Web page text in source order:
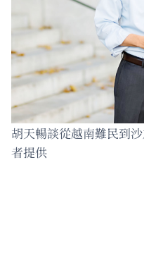
胡天暢談從越南難民到
者提供